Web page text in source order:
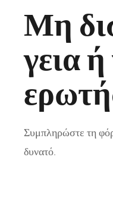
Μη
γεια
Συμπληρώστε τη
δυνατό.